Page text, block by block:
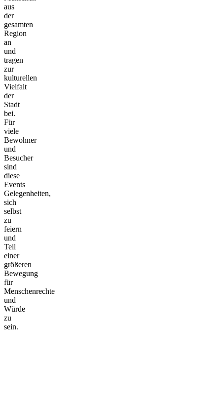
aus
der
gesamten
Region
an
und
tragen
zur
kulturellen
Vielfalt
der
Stadt
bei.
Für
viele
Bewohner
und
Besucher
sind
diese
Events
Gelegenheiten,
sich
selbst
zu
feiern
und
Teil
einer
größeren
Bewegung
für
Menschenrechte
und
Würde
zu
sein.